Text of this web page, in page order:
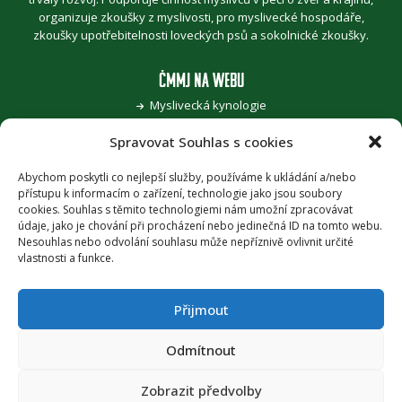
Spravovat Souhlas s cookies
Abychom poskytli co nejlepší služby, používáme k ukládání a/nebo
přístupu k informacím o zařízení, technologie jako jsou soubory
cookies. Souhlas s těmito technologiemi nám umožní zpracovávat
údaje, jako je chování při procházení nebo jedinečná ID na tomto webu.
Nesouhlas nebo odvolání souhlasu může nepříznivě ovlivnit určité
vlastnosti a funkce.
Přijmout
Odmítnout
Zobrazit předvolby
organizuje zkoušky z myslivosti, pro myslivecké hospodáře,
zkoušky upotřebitelnosti loveckých psů a sokolnické zkoušky.
ČMMJ NA WEBU
Myslivecká kynologie
Jak se stát myslivcem
Pro zvěřinu k myslivcům
Šoulání po stopách myslivosti
Honitba roku
Časopis Myslivost
Ministerstva zemědělství ČR
PRÁVNÍ UJEDNÁNÍ
Zásady cookies